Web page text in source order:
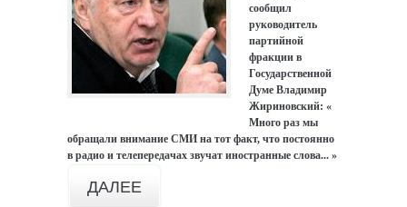
сообщил
руководитель
партийной
фракции в
Государственной
Думе Владимир
Жириновский: «
Много раз мы
обращали внимание СМИ на тот факт, что постоянно
в радио и телепередачах звучат иностранные слова... »
ДАЛЕЕ